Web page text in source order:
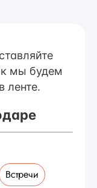
мы будем
ленте.
Встречи